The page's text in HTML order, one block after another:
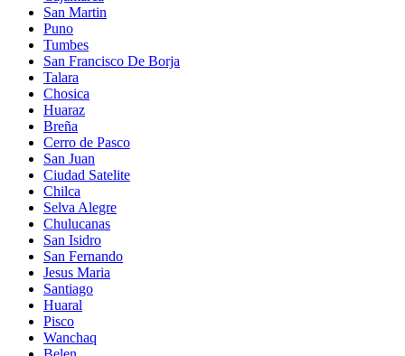
San Martin
Puno
Tumbes
San Francisco De Borja
Talara
Chosica
Huaraz
Breña
Cerro de Pasco
San Juan
Ciudad Satelite
Chilca
Selva Alegre
Chulucanas
San Isidro
San Fernando
Jesus Maria
Santiago
Huaral
Pisco
Wanchaq